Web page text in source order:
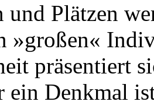
und Plätzen
»großen«
präsentiert
ein Denkmal